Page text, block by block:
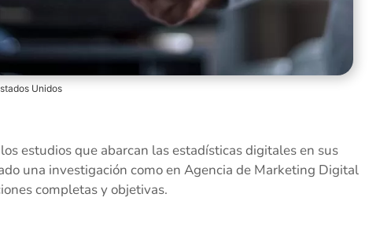
Unidos
estudios que abarcan las estadísticas digitales en sus
una investigación como en Agencia de Marketing Digital
completas y objetivas.